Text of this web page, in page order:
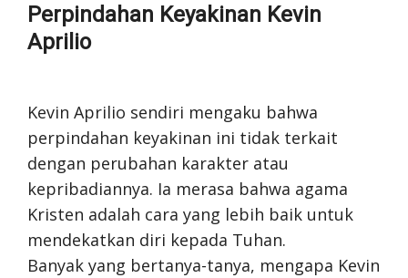
Perpindahan Keyakinan Kevin
Aprilio
Kevin Aprilio sendiri mengaku bahwa
perpindahan keyakinan ini tidak terkait
dengan perubahan karakter atau
kepribadiannya. Ia merasa bahwa agama
Kristen adalah cara yang lebih baik untuk
mendekatkan diri kepada Tuhan.
Banyak yang bertanya-tanya, mengapa Kevin